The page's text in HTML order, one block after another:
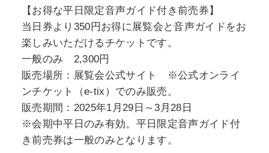
【お得な平日限定音声ガイド付き前売券】
当日券より350円お得に展覧会と音声ガイドをお
楽しみいただけるチケットです。
一般のみ 2,300円
販売場所：展覧会公式サイト ※公式オンライ
ンチケット（e-tix）でのみ販売。
販売期間：2025年1月29日～3月28日
※会期中平日のみ有効。平日限定音声ガイド付
き前売券は一般のみとなります。